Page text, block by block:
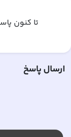
تا کنون
ارسال پاسخ